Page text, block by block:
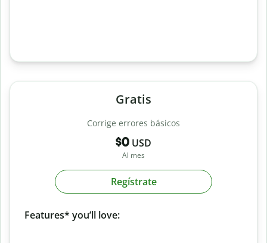
Gratis
Corrige errores básicos
$0 USD
Al mes
Regístrate
Features* you’ll love: